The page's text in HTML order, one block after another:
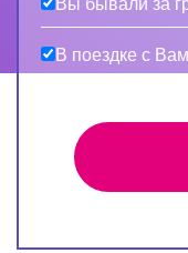
В поездке с